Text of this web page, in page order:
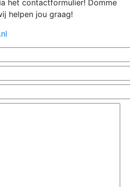
het contactformulier! Domme
helpen jou graag!